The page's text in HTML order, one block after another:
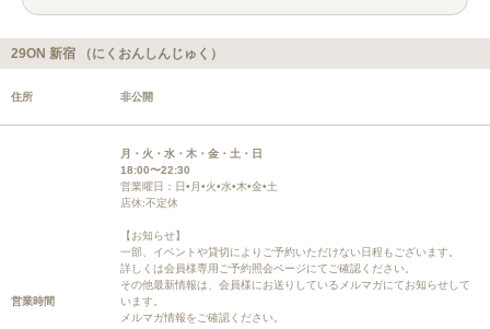
29ON 新宿 （にくおんしんじゅく）
住所 非公開
営業時間
月・火・水・木・金・土・日
18:00〜22:30
営業曜日：日•月•火•水•木•金•土
店休:不定休
【お知らせ】
一部、イベントや貸切によりご予約いただけない日程もございます。
詳しくは会員様専用ご予約照会ページにてご確認ください。
その他最新情報は、会員様にお送りしているメルマガにてお知らせして
います。
メルマガ情報をご確認ください。